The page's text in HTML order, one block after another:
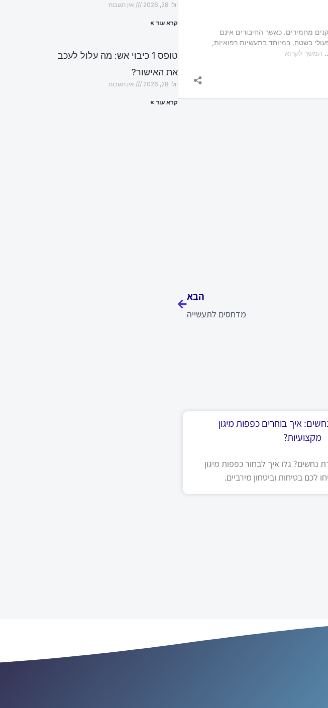
הבא
מדחסים לתעשייה
איך בוחרים כפפות מיגון
מקצועיות?
גלו איך לבחור כפפות מיגון
לכם בטיחות וביטחון מירביים.
יולי 28, 2026 אין תגובות
קרא עוד »
טופס 1 כיבוי אש: מה עלול לעכב
את האישור?
יולי 28, 2026 אין תגובות
קרא עוד »